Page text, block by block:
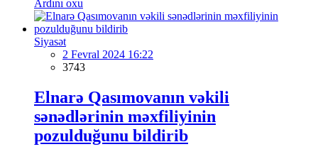
Ardını oxu
Siyasət
2 Fevral 2024 16:22
3743
Elnarə Qasımovanın vəkili
sənədlərinin məxfiliyinin
pozulduğunu bildirib